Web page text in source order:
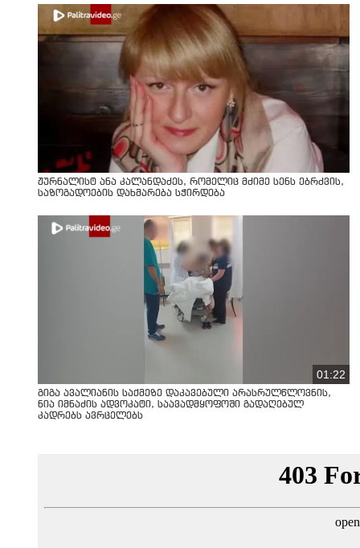
ჟურნალისტ ანა კალანდაძეს, რომელიც მძიმე სენს ებრძვის,
საზოგადოების დახმარება სჭირდება
01:22
გიგა ავალიანის საქმეზე დაკავებული არასრულწლოვნის,
ნია იმნაძის ადვოკატი, საავადმყოფოში გადაღებულ
კადრებს ავრცელებს